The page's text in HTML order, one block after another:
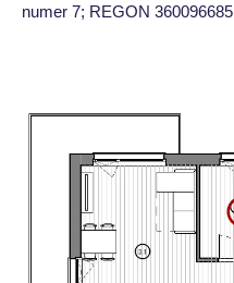
numer 7; REGON 360096685